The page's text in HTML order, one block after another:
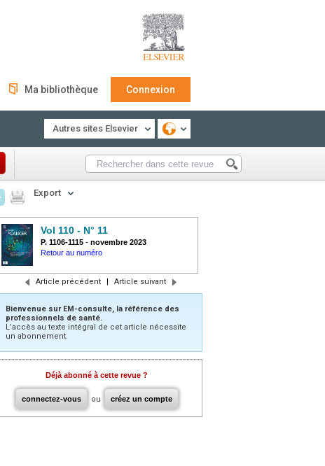
Ma bibliothèque Connexion
Autres sites Elsevier
Export
Vol 110 - N° 11
P. 1106-1115 - novembre 2023
Retour au numéro
Article précédent | Article suivant
Bienvenue sur EM-consulte, la référence des
professionnels de santé.
L’accès au texte intégral de cet article nécessite
un abonnement.
Déjà abonné à cette revue ?
connectez-vous ou créez un compte